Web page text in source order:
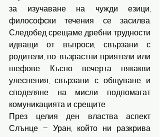
за изучаване на чужди езици,
философски течения се засилва.
Следобед срещаме дребни трудности
идващи от въпроси, свързани с
родители, по-възрастни приятели или
шефове. Късно вечерта някакви
улеснения, свързани с общуване и
споделяне на мисли подпомагат
комуникацията и срещите.
През целия ден властва аспект
Слънце – Уран, който ни разкрива